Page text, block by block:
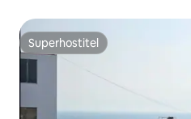
Superhostitel
Superhostitel